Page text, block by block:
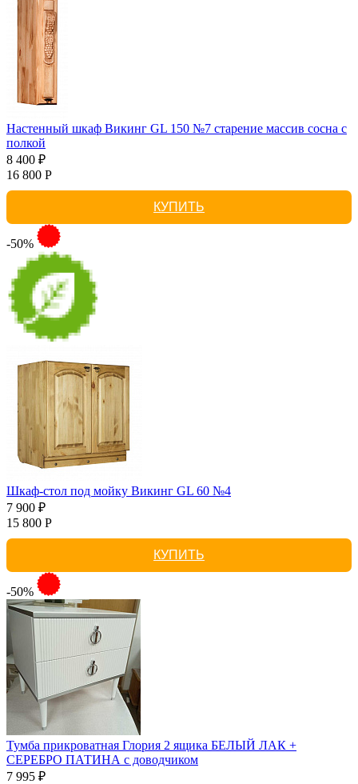
Настенный шкаф Викинг GL 150 №7 старение массив сосна с
полкой
8 400 ₽
16 800 Р
КУПИТЬ
-50%
Шкаф-стол под мойку Викинг GL 60 №4
7 900 ₽
15 800 Р
КУПИТЬ
-50%
Тумба прикроватная Глория 2 ящика БЕЛЫЙ ЛАК +
СЕРЕБРО ПАТИНА с доводчиком
7 995 ₽